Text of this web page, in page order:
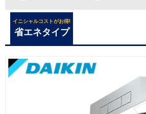
イニシャルコストがお得!
省エネタイプ